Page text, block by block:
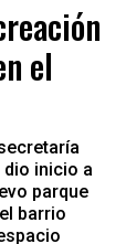
el
dio inicio a
parque
barrio